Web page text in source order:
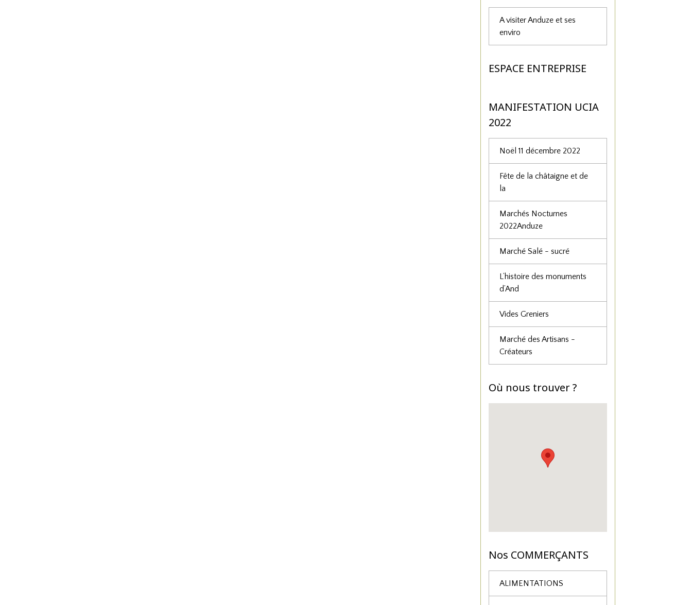
A visiter Anduze et ses
enviro
ESPACE ENTREPRISE
MANIFESTATION UCIA
2022
Noël 11 décembre 2022
Fête de la châtaigne et de
la
Marchés Nocturnes
2022Anduze
Marché Salé - sucré
L’histoire des monuments
d’And
Vides Greniers
Marché des Artisans -
Créateurs
Où nous trouver ?
Nos COMMERÇANTS
ALIMENTATIONS